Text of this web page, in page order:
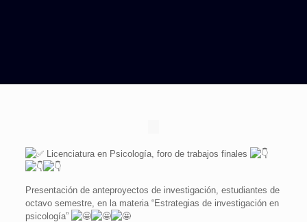
Licenciatura en Psicología, foro de trabajos finales
Presentación de anteproyectos de investigación, estudiantes de
octavo semestre, en la materia “Estrategias de investigación en
psicología”